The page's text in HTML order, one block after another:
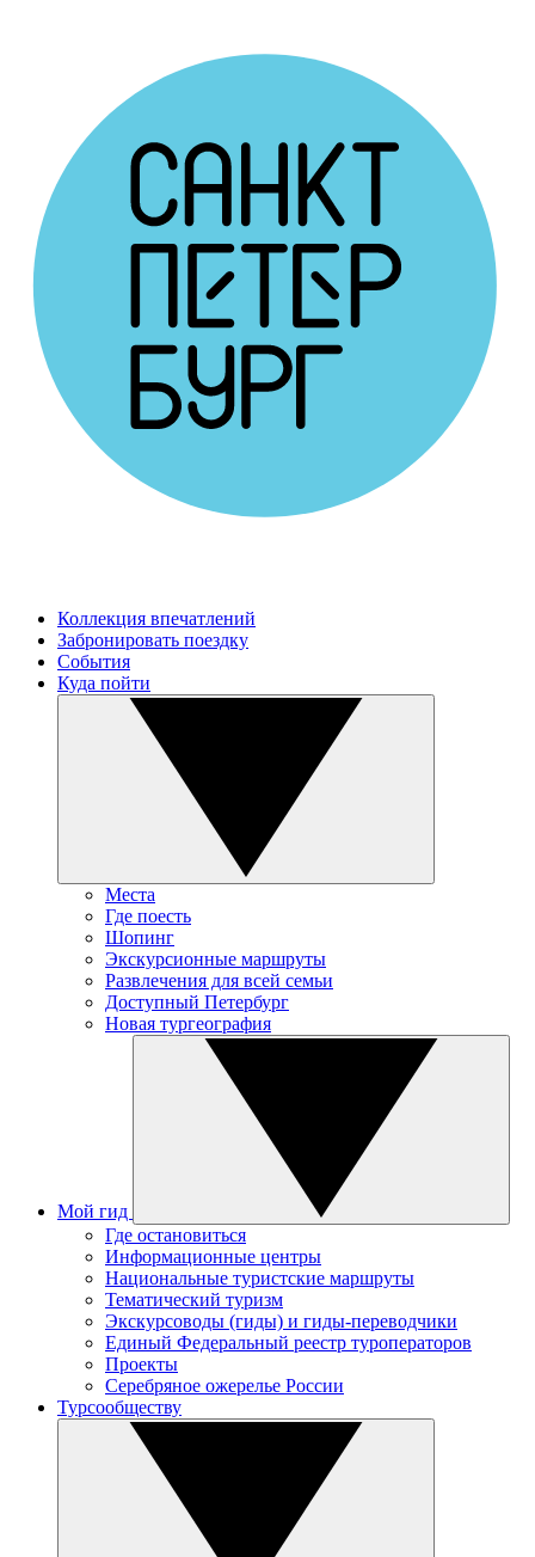
Коллекция впечатлений
Забронировать поездку
События
Куда пойти
Места
Где поесть
Шопинг
Экскурсионные маршруты
Развлечения для всей семьи
Доступный Петербург
Новая тургеография
Мой гид
Где остановиться
Информационные центры
Национальные туристские маршруты
Тематический туризм
Экскурсоводы (гиды) и гиды-переводчики
Единый Федеральный реестр туроператоров
Проекты
Серебряное ожерелье России
Турсообществу